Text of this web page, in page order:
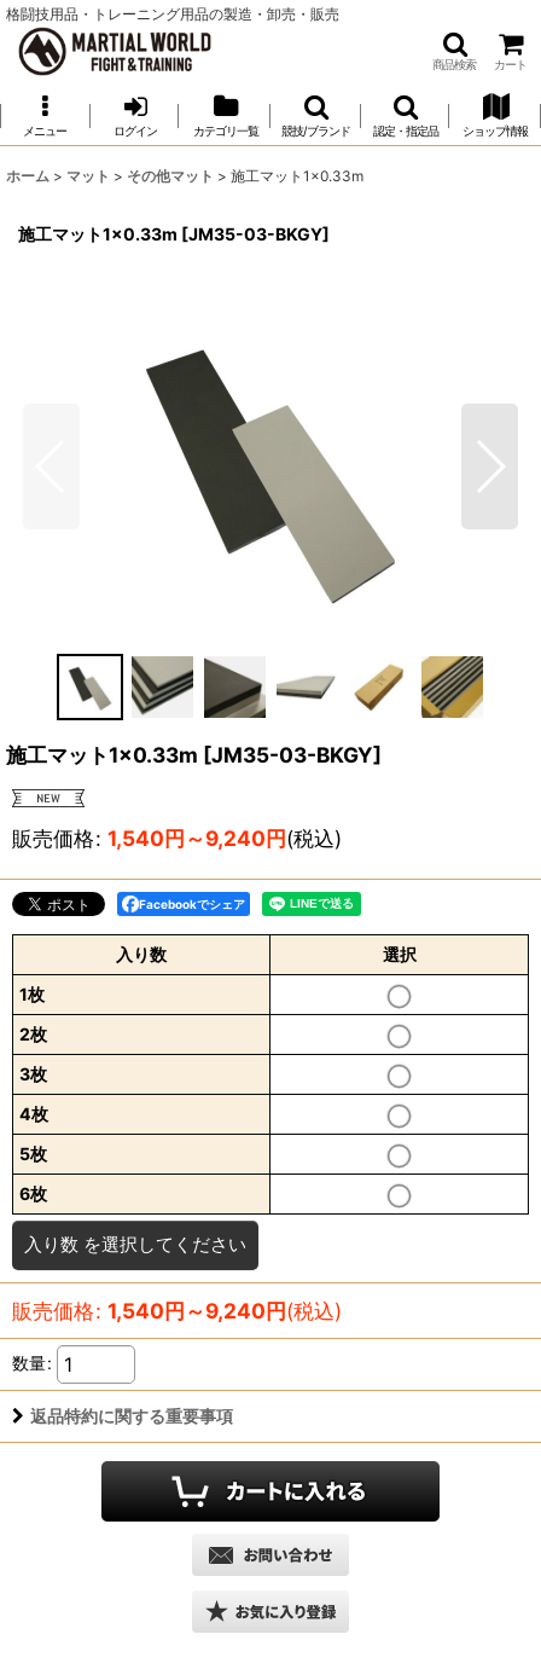
格闘技用品・トレーニング用品の製造・卸売・販売
商品検索 カート
メニュー ログイン カテゴリ一覧 競技/ブランド 認定・指定品 ショップ情報
ホーム > マット > その他マット > 施工マット1×0.33m
施工マット1×0.33m [JM35-03-BKGY]
施工マット1×0.33m [JM35-03-BKGY]
販売価格: 1,540円～9,240円(税込)
Facebookでシェア
入り数
選択
1枚
2枚
3枚
4枚
5枚
6枚
入り数 を選択してください
販売価格: 1,540円～9,240円(税込)
数量:
返品特約に関する重要事項